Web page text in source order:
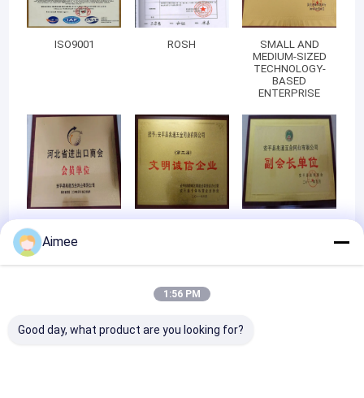
압축 뜨개질을 한 철망사
와이어 메쉬 세탁기
니트 철선 그물형 테이프
금속 쿠션 댐퍼
뜨개질을 한 메시 직물
구리 편성 망
메시 패드 서리 제거 장치
알루미늄 호일 메쉬
ISO9001 ROSH
SMALL AND
MEDIUM-SIZED
TECHNOLOGY-
BASED
ENTERPRISE
당신의 믿을 만한 구매자들, 플스에 대한 어떠한 지원
의 정직한 제조가 것 기다리고 있는 우리는 당신이 우
리의 회사와 제품에 대한 더 나은 이해를 하는 것을
싶으면 우리와 연락하기를 주저하지 않습니다. 우리
의 회사는 사나운 마케팅 환경 하에 좋은 서비스와 우
수한 품질을 경쟁력있는 가격에서 제공할 수 있습니
다. "
Aimee
1:56 PM
Good day, what product are you looking for?